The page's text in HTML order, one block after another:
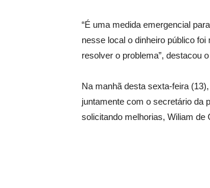
“É uma medida emergencial
nesse local o dinheiro público
resolver o problema”, destacou
Na manhã desta sexta-feira
juntamente com o secretário da
solicitando melhorias, Wiliam de